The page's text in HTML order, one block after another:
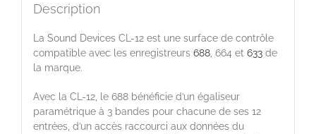
Description
La Sound Devices CL-12 est une surface de contrôle
compatible avec les enregistreurs 688, 664 et 633de
la marque.
Avec la CL-12, le 688 bénéficie d’un égaliseur
paramétrique à 3 bandes pour chacune de ses 12
entrées, d’un accès raccourci aux données du